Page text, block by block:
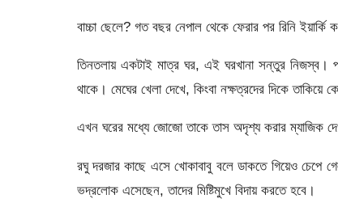
বাচ্চা ছেলে? গত বছর নেপাল থেকে ফেরার পর রিনি
তিনতলায় একটাই মাত্র ঘর, এই ঘরখানা সন্তুর নিজস্ব।
থাকে। মেঘের খেলা দেখে, কিংবা নক্ষত্রদের দিকে তাকিয়ে
এখন ঘরের মধ্যে জোজো তাকে তাস অদৃশ্য করার ম্যাজিক
রঘু দরজার কাছে এসে খোকাবাবু বলে ডাকতে গিয়েও
ভদ্রলোক এসেছেন, তাদের মিষ্টিমুখে বিদায় করতে হবে।